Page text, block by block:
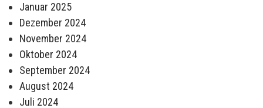
Januar 2025
Dezember 2024
November 2024
Oktober 2024
September 2024
August 2024
Juli 2024